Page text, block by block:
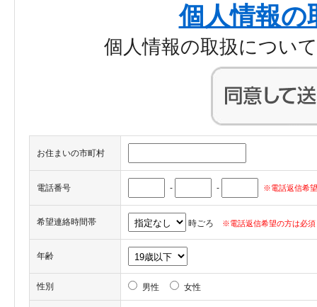
個人情報の
個人情報の取扱につい
お住まいの市町村
電話番号 - - ※電話返信希
希望連絡時間帯 時ごろ ※電話返信希望の方は必須
年齢
性別 男性 女性